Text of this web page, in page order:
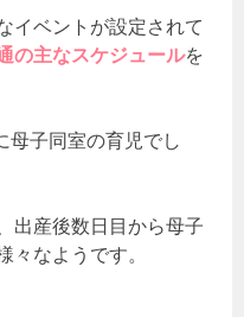
イベントが設定されて
の主なスケジュールを
母子同室の育児でし
出産後数日目から母子
々なようです。